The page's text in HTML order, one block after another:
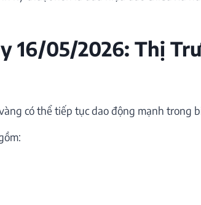
16/05/2026: Thị
có thể tiếp tục dao động mạnh trong